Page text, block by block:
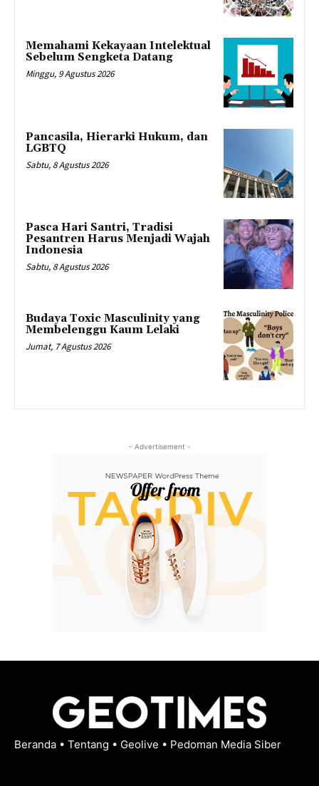
Memahami Kekayaan Intelektual
Sebelum Sengketa Datang
Minggu, 9 Agustus 2026
Pancasila, Hierarki Hukum, dan
LGBTQ
Sabtu, 8 Agustus 2026
Pasca Hari Santri, Tradisi
Pesantren Harus Menjadi Wajah
Indonesia
Sabtu, 8 Agustus 2026
Budaya Toxic Masculinity yang
Membelenggu Kaum Lelaki
Jumat, 7 Agustus 2026
- Advertisement -
Beranda • Tentang • Geolive • Pedoman Media Siber